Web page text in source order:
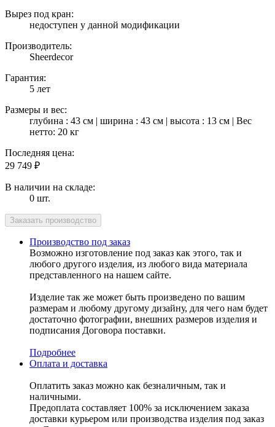
Вырез под кран:
недоступен у данной модификации
Производитель:
Sheerdecor
Гарантия:
5 лет
Размеры и вес:
глубина : 43 см | ширина : 43 см | высота : 13 см | Вес
нетто: 20 кг
Последняя цена:
29 749 ₽
В наличии на складе:
0 шт.
Производство под заказ
Возможно изготовление под заказ как этого, так и
любого другого изделия, из любого вида материала
представленного на нашем сайте.
Изделие так же может быть произведено по вашим
размерам и любому другому дизайну, для чего нам будет
достаточно фотографии, внешних размеров изделия и
подписания Договора поставки.
Подробнее
Оплата и доставка
Оплатить заказ можно как безналичным, так и
наличными.
Предоплата составляет 100% за исключением заказа
доставки курьером или производства изделия под заказ